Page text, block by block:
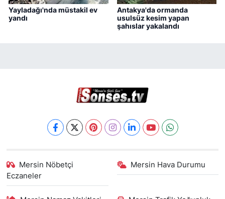
Yayladağı'nda müstakil ev
yandı
Antakya'da ormanda
usulsüz kesim yapan
şahıslar yakalandı
Mersin Nöbetçi
Eczaneler
Mersin Hava Durumu